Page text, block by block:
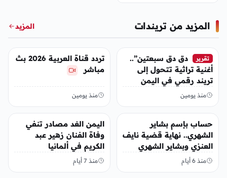
المزيد من تريندات المزيد
تريندات
تقرير
دق دق سبعتين”..
أغنية تراثية تتحول إلى
تريند رقمي في اليمن
منذ يومين
تريندات
تردد قناة العربية 2026 بث
مباشر
منذ يومين
تريندات
حساب بإسم بشاير
الشهري.. نهاية قضية نايف
العنزي وبشاير الشهري
منذ 6 أيام
تريندات
اليمن الغد مصادر تنفي
وفاة الفنان زهير عبد
الكريم في ألمانيا
منذ 7 أيام